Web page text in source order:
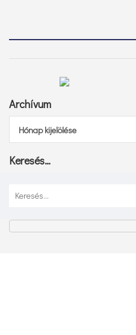
Archívum
Hónap kijelölése
Keresés…